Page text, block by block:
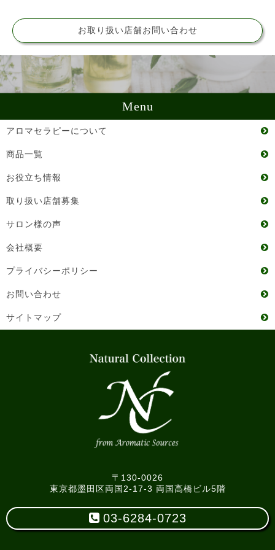
お取り扱い店舗お問い合わせ
Menu
アロマセラピーについて
商品一覧
お役立ち情報
取り扱い店舗募集
サロン様の声
会社概要
プライバシーポリシー
お問い合わせ
サイトマップ
〒130-0026
東京都墨田区両国2-17-3 両国高橋ビル5階
03-6284-0723